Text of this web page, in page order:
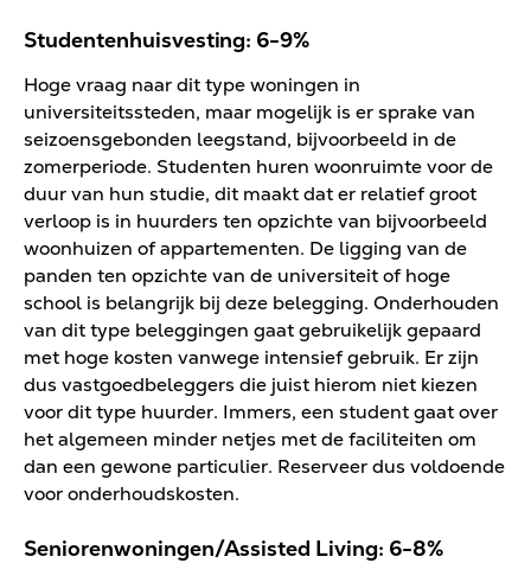
Studentenhuisvesting: 6-9%
Hoge vraag naar dit type woningen in
universiteitssteden, maar mogelijk is er sprake van
seizoensgebonden leegstand, bijvoorbeeld in de
zomerperiode. Studenten huren woonruimte voor de
duur van hun studie, dit maakt dat er relatief groot
verloop is in huurders ten opzichte van bijvoorbeeld
woonhuizen of appartementen. De ligging van de
panden ten opzichte van de universiteit of hoge
school is belangrijk bij deze belegging. Onderhouden
van dit type beleggingen gaat gebruikelijk gepaard
met hoge kosten vanwege intensief gebruik. Er zijn
dus vastgoedbeleggers die juist hierom niet kiezen
voor dit type huurder. Immers, een student gaat over
het algemeen minder netjes met de faciliteiten om
dan een gewone particulier. Reserveer dus voldoende
voor onderhoudskosten.
Seniorenwoningen/Assisted Living: 6-8%